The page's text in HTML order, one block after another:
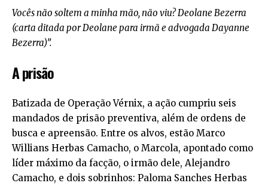
Vocês não soltem a minha mão, não viu? Deolane Bezerra
(carta ditada por Deolane para irmã e advogada Dayanne
Bezerra)”.
A prisão
Batizada de Operação Vérnix, a ação cumpriu seis
mandados de prisão preventiva, além de ordens de
busca e apreensão. Entre os alvos, estão Marco
Willians Herbas Camacho, o Marcola, apontado como
líder máximo da facção, o irmão dele, Alejandro
Camacho, e dois sobrinhos: Paloma Sanches Herbas